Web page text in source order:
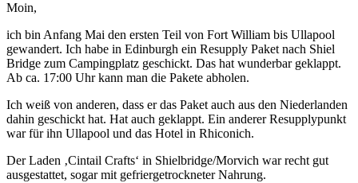
Moin,
ich bin Anfang Mai den ersten Teil von Fort William bis Ullapool
gewandert. Ich habe in Edinburgh ein Resupply Paket nach Shiel
Bridge zum Campingplatz geschickt. Das hat wunderbar geklappt.
Ab ca. 17:00 Uhr kann man die Pakete abholen.
Ich weiß von anderen, dass er das Paket auch aus den Niederlanden
dahin geschickt hat. Hat auch geklappt. Ein anderer Resupplypunkt
war für ihn Ullapool und das Hotel in Rhiconich.
Der Laden ‚Cintail Crafts‘ in Shielbridge/Morvich war recht gut
ausgestattet, sogar mit gefriergetrockneter Nahrung.